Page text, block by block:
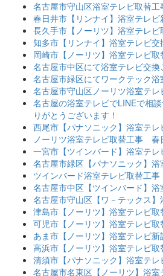
名古屋市守山区浴室テレビ取替
春日井市【リンナイ】浴室テレ
長久手市【ノーリツ】浴室テレ
知多市【リンナイ】浴室テレビ
岡崎市【ノーリツ】浴室テレビ
名古屋市中区にて浴室テレビ交換
名古屋市緑区にてワークテック
名古屋市守山区ノーリツ浴室テレ
名古屋の浴室テレビでLINEで相
りがとうございます！
西尾市【パナソニック】浴室テレ
ノーリツ浴室テレビ取替工事 春
一宮市【ツインバード】浴室テ
名古屋市緑区【パナソニック】
ツインバード浴室テレビ取替工
名古屋市中区【ツインバード】
名古屋市守山区【ワ－テックス
津島市【ノーリツ】浴室テレビ取
可児市【ノーリツ】浴室テレビ取
あま市【ノーリツ】浴室テレビ新
高浜市【ノーリツ】浴室テレビ取
清須市【パナソニック】浴室テ
名古屋市名東区【ノーリツ】浴